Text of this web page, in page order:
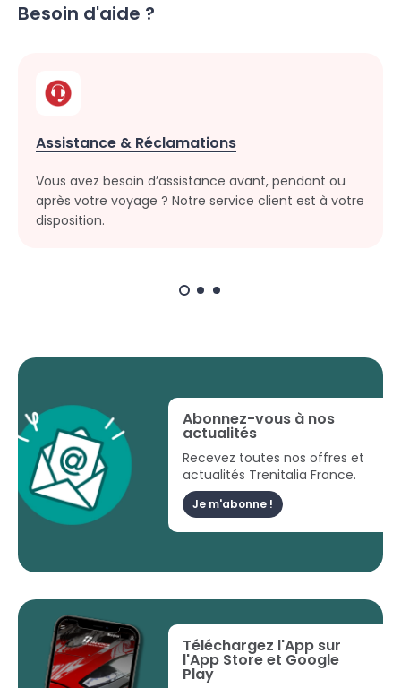
Besoin d'aide ?
Assistance & Réclamations
Vous avez besoin d’assistance avant, pendant ou
après votre voyage ? Notre service client est à votre
disposition.
Abonnez-vous à nos
actualités
Recevez toutes nos offres et
actualités Trenitalia France.
Je m'abonne !
Téléchargez l'App sur
l'App Store et Google
Play